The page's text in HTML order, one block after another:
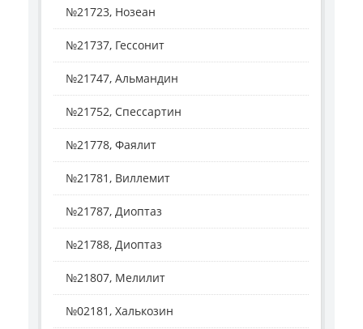
№21723, Нозеан
№21737, Гессонит
№21747, Альмандин
№21752, Спессартин
№21778, Фаялит
№21781, Виллемит
№21787, Диоптаз
№21788, Диоптаз
№21807, Мелилит
№02181, Халькозин